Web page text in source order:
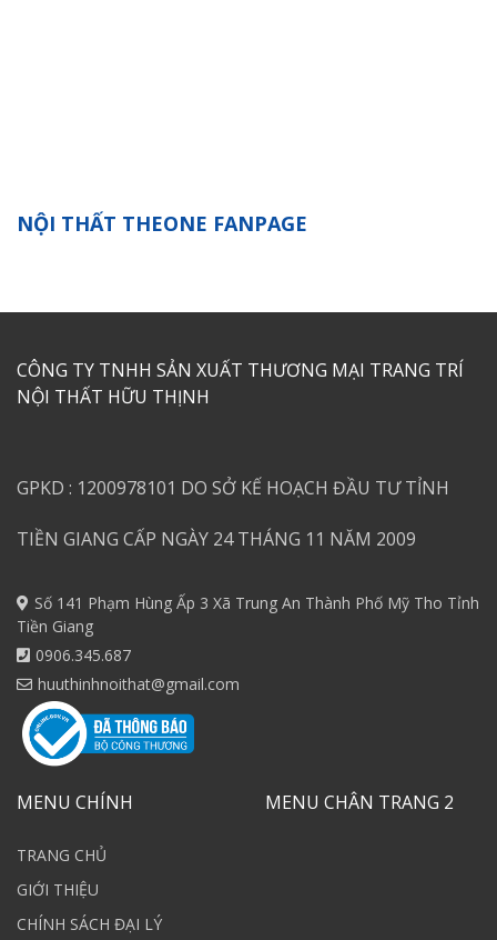
NỘI THẤT THEONE FANPAGE
CÔNG TY TNHH SẢN XUẤT THƯƠNG MẠI TRANG TRÍ
NỘI THẤT HỮU THỊNH
GPKD : 1200978101 DO SỞ KẾ HOẠCH ĐẦU TƯ TỈNH
TIỀN GIANG CẤP NGÀY 24 THÁNG 11 NĂM 2009
Số 141 Phạm Hùng Ấp 3 Xã Trung An Thành Phố Mỹ Tho Tỉnh
Tiền Giang
0906.345.687
huuthinhnoithat@gmail.com
MENU CHÍNH
TRANG CHỦ
GIỚI THIỆU
CHÍNH SÁCH ĐẠI LÝ
MENU CHÂN TRANG 2